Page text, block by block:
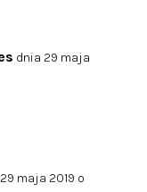
dnia 29 maja
maja 2019 o